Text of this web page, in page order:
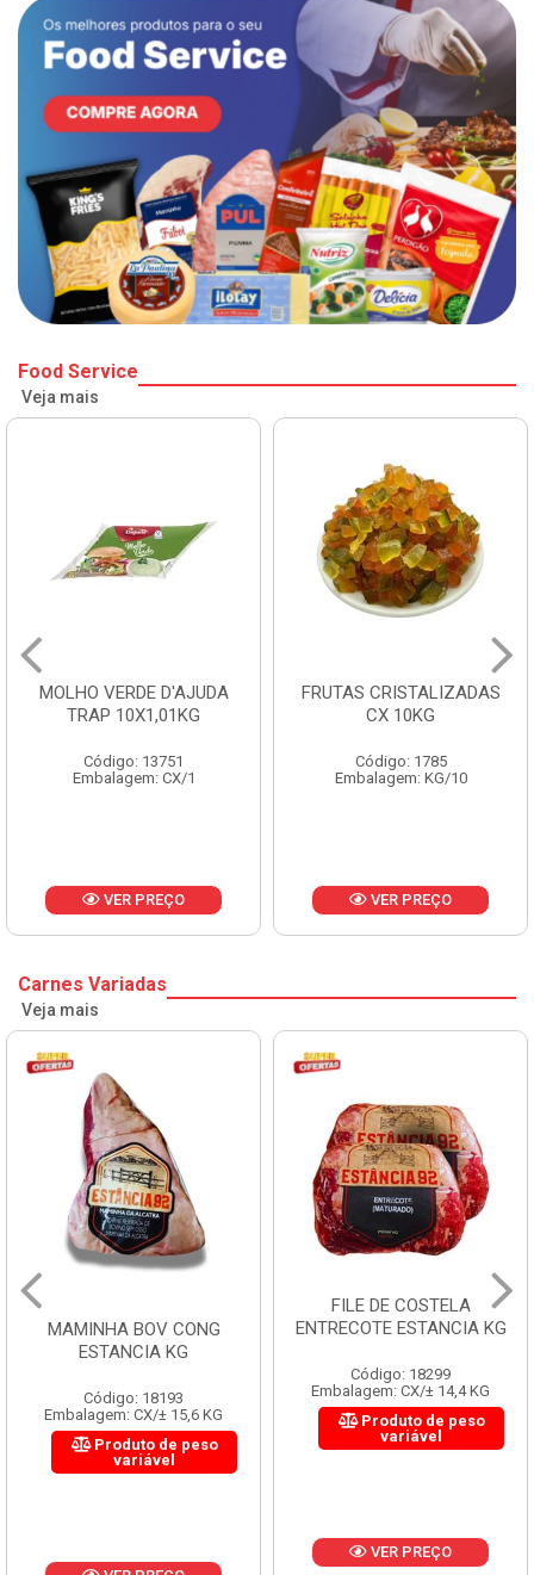
Food Service
Veja mais
MOLHO VERDE D'AJUDA
TRAP 10X1,01KG
Código: 13751
Embalagem: CX/1
VER PREÇO
FRUTAS CRISTALIZADAS
CX 10KG
Código: 1785
Embalagem: KG/10
VER PREÇO
Carnes Variadas
Veja mais
MAMINHA BOV CONG
ESTANCIA KG
Código: 18193
Embalagem: CX/± 15,6 KG
Produto de peso
variável
FILE DE COSTELA
ENTRECOTE ESTANCIA KG
Código: 18299
Embalagem: CX/± 14,4 KG
Produto de peso
variável
VER PREÇO